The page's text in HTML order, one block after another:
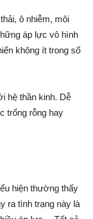
ô nhiễm, môi
áp lực vô hình
không ít trong số
hệ thần kinh. Dễ
trống rỗng hay
hiện thường thấy
ra tình trạng này là